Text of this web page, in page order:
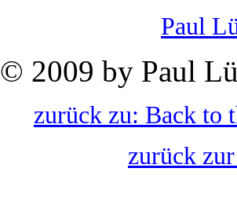
Paul
© 2009 by Paul
zurück zu: Back to
zurück